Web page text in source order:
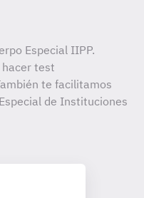
Especial IIPP.
test
te facilitamos
de Instituciones